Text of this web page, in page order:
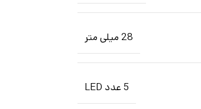
28 میلی متر
5 عدد LED